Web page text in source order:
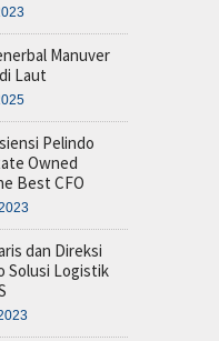
Manuver
Laut
Pelindo
Owned
Best CFO
dan Direksi
Solusi Logistik